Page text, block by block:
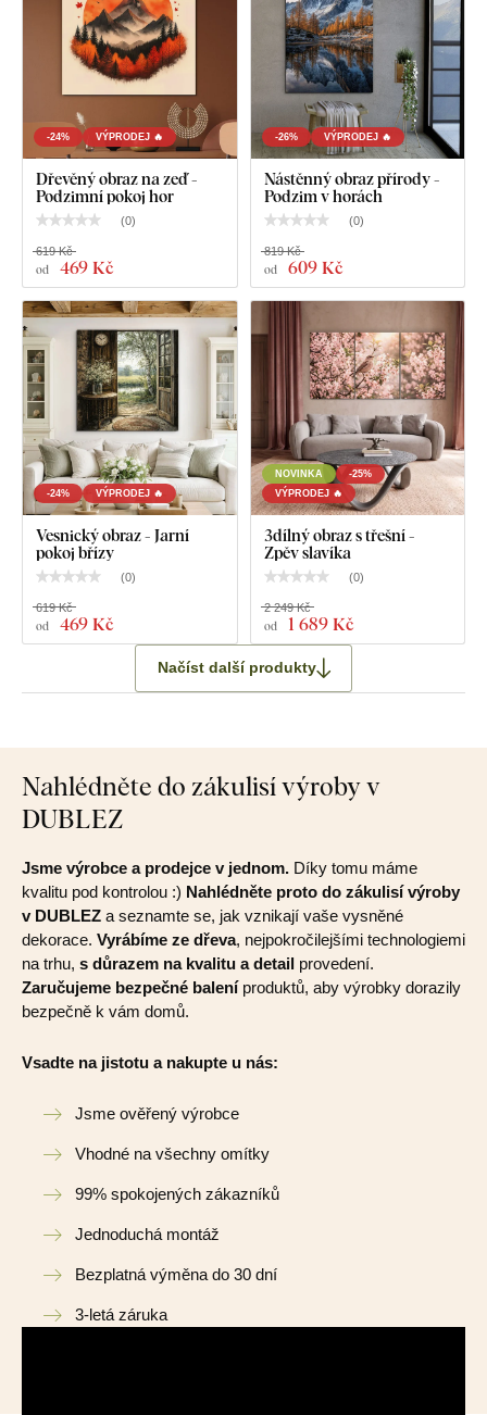
-24% VÝPRODEJ 🔥
Dřevěný obraz na zeď -
Podzimní pokoj hor
(0)
od 469 Kč
619 Kč
-26% VÝPRODEJ 🔥
Nástěnný obraz přírody -
Podzim v horách
(0)
od 609 Kč
819 Kč
-24% VÝPRODEJ 🔥
Vesnický obraz - Jarní
pokoj břízy
(0)
od 469 Kč
619 Kč
NOVINKA
-25%
VÝPRODEJ 🔥
3dílný obraz s třešní -
Zpěv slavíka
(0)
od 1 689 Kč
2 249 Kč
Načíst další produkty
Nahlédněte do zákulisí výroby v
DUBLEZ
Jsme výrobce a prodejce v jednom. Díky tomu máme
kvalitu pod kontrolou :) Nahlédněte proto do zákulisí výroby
v DUBLEZ a seznamte se, jak vznikají vaše vysněné
dekorace. Vyrábíme ze dřeva, nejpokročilejšími technologiemi
na trhu, s důrazem na kvalitu a detail provedení.
Zaručujeme bezpečné baleníproduktů, aby výrobky dorazily
bezpečně k vám domů.
Vsadte na jistotu a nakupte u nás:
Jsme ověřený výrobce
Vhodné na všechny omítky
99% spokojených zákazníků
Jednoduchá montáž
Bezplatná výměna do 30 dní
3-letá záruka